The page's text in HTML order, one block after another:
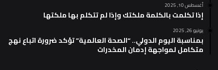
أغسطس 10, 2025
إذا تكلمت بالكلمة ملكتك وإذا لم تتكلم بها ملكتها
يونيو 26, 2025
بمناسبة اليوم الدولي.. “الصحة العالمية” تؤكد ضرورة اتباع نهج
متكامل لمواجهة إدمان المخدرات